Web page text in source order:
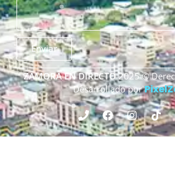
Enviar
ZAMORA EN DIRECTO2025 ©
Desarrollado por